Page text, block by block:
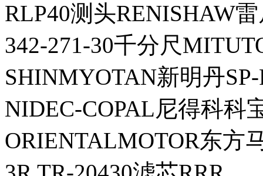
RLP40测头RENISHAW
342-271-30千分尺
SHINMYOTAN新明丹
NIDEC-COPAL尼得科科
ORIENTALMOTOR东方